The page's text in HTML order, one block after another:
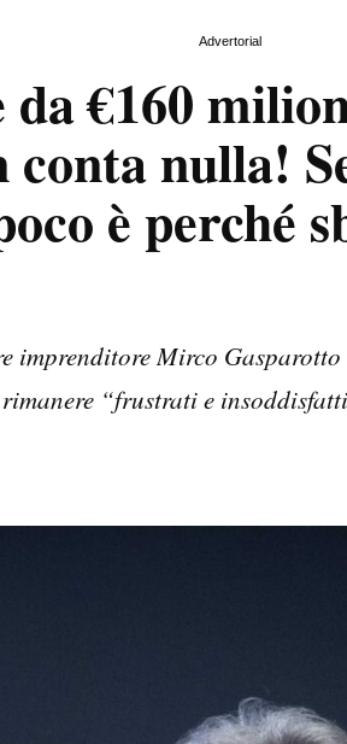
Advertorial
€160
conta nulla!
è perché
imprenditore Mirco
“frustrati e